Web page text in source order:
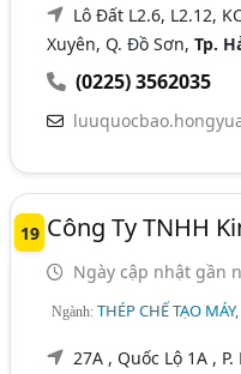
Lô Đất L2.6, L2.12,
Xuyên, Q. Đồ Sơn,Tp.
(0225) 3562035
19 Công Ty TNHH
Ngày cập nhật gần
Ngành:THÉP CHẾ TẠO
27A , Quốc Lộ 1A ,